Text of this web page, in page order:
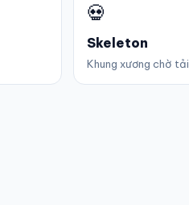
💀
Skeleton
Khung xương chờ tải.